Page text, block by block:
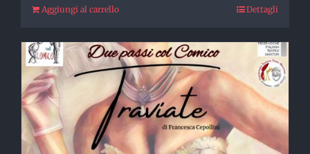
Aggiungi al carrello Dettagli